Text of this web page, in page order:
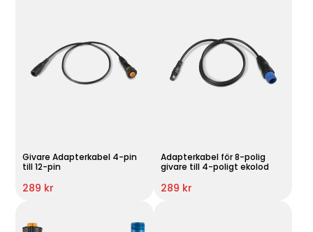
Givare Adapterkabel 4-pin
till 12-pin
289 kr
Adapterkabel för 8-polig
givare till 4-poligt ekolod
289 kr